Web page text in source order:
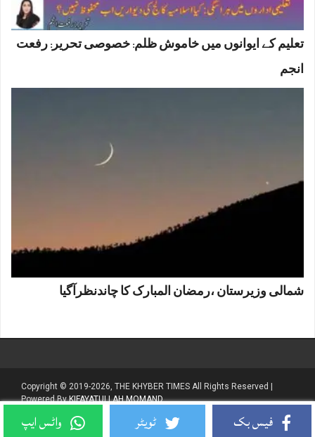
فیس بک ٹویٹر واٹس ایپ
تعلیم کے ایوانوں میں خاموش ظلم: خصوصی تحریر: رفعت
انجم
شمالی وزیرستان ،رمضان المبارک کا چاندنظرآگیا
Copyright © 2019-2026, THE KHYBER TIMES All Rights Reserved |
Powered ByKIFAYATULLAH MOMAND